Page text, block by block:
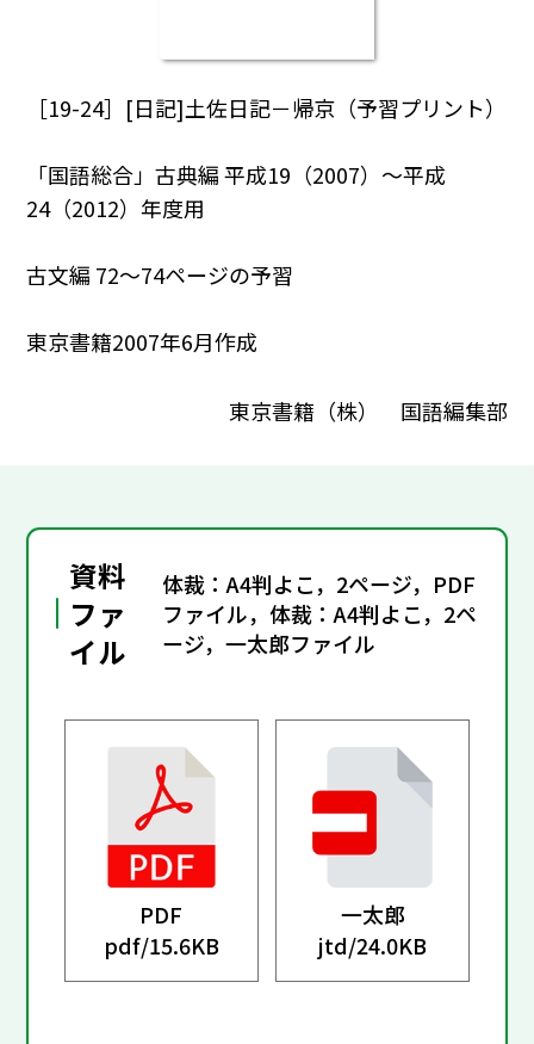
［19-24］[日記]土佐日記－帰京（予習プリント）
「国語総合」古典編 平成19（2007）～平成
24（2012）年度用
古文編 72～74ページの予習
東京書籍2007年6月作成
東京書籍（株） 国語編集部
資料
ファ
イル
体裁：A4判よこ，2ページ，PDF
ファイル，体裁：A4判よこ，2ペ
ージ，一太郎ファイル
PDF
pdf/15.6KB
一太郎
jtd/24.0KB